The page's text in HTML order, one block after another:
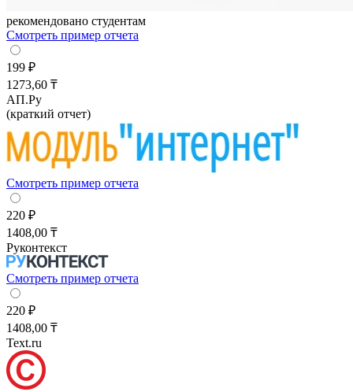
рекомендовано студентам
Смотреть пример отчета
199 ₽
1273,60 ₸
АП.Ру
(краткий отчет)
Смотреть пример отчета
220 ₽
1408,00 ₸
Руконтекст
Смотреть пример отчета
220 ₽
1408,00 ₸
Text.ru